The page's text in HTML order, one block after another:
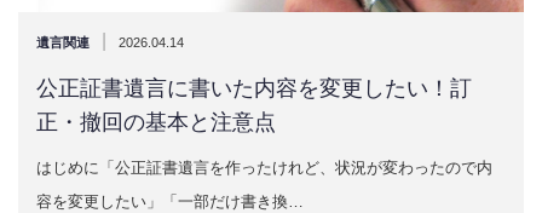
遺言関連 2026.04.14
公正証書遺言に書いた内容を変更したい！訂
正・撤回の基本と注意点
はじめに「公正証書遺言を作ったけれど、状況が変わったので内
容を変更したい」「一部だけ書き換…